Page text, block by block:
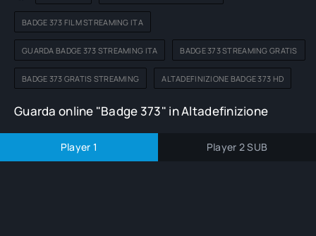
BADGE 373 FILM STREAMING ITA
GUARDA BADGE 373 STREAMING ITA BADGE 373 STREAMING GRATIS
BADGE 373 GRATIS STREAMING ALTADEFINIZIONE BADGE 373 HD
Guarda online "Badge 373" in Altadefinizione
Player 1 Player 2 SUB